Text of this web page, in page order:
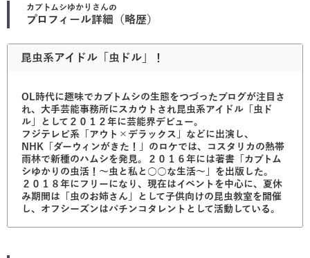
カブトムシゆかり さんの
プロフィール詳細（略歴）
昆虫系アイドル「虫ドル」！
OL時代に趣味でカブトムシの生態をつづったブログが注目さ
れ、大手芸能事務所にスカウトされ昆虫系アイドル「虫ド
ル」として２０１２年に芸能界デビュー。
フジテレビ系「アウト×デラックス」などに出演し、
NHK「ダーウィンがきた！」のロケでは、コスタリカの熱帯
雨林で新種のハムシを発見。２０１６年には著書「カブトム
シゆかりの虫活！～虫と私と○○な生活～」を出版した。
２０１８年にフリーになり、現在はイベントを中心に、夏休
み期間は「虫のお姉さん」として子供向けの昆虫教室を開催
し、オフシーズンはパチンコタレントとして活動している。